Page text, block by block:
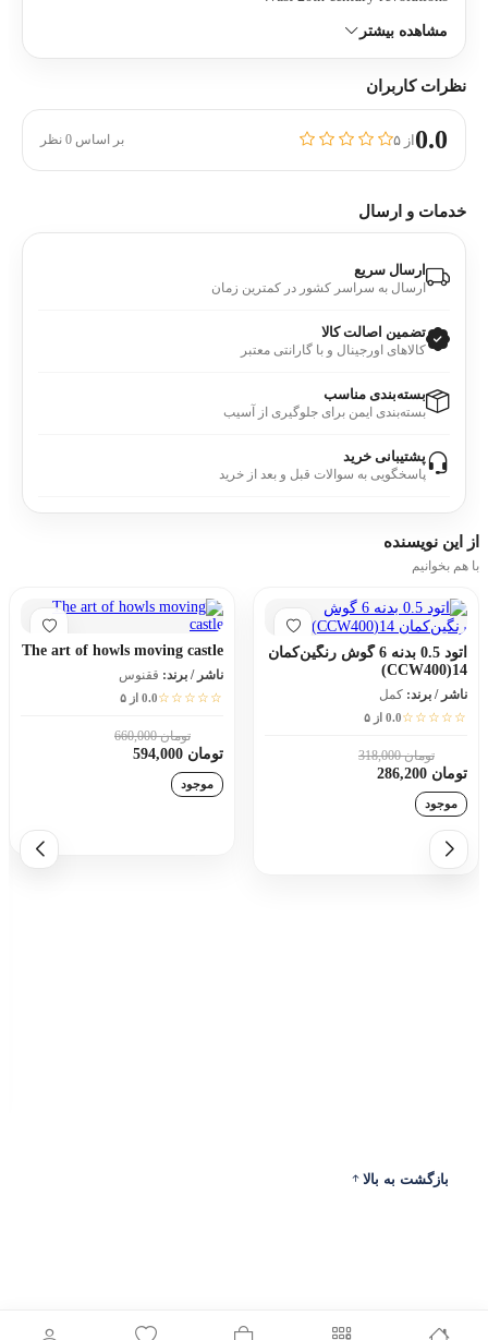
مشاهده بیشتر
نظرات کاربران
0.0از ۵ بر اساس 0 نظر
خدمات و ارسال
ارسال سریع
ارسال به سراسر کشور در کمترین زمان
تضمین اصالت کالا
کالاهای اورجینال و با گارانتی معتبر
بسته‌بندی مناسب
بسته‌بندی ایمن برای جلوگیری از آسیب
پشتیبانی خرید
پاسخگویی به سوالات قبل و بعد از خرید
از این نویسنده
با هم بخوانیم
اتود 0.5 بدنه 6 گوش رنگین‌کمان
14(CCW400)
ناشر / برند: کمل
☆☆☆☆☆0.0 از ۵
تومان 318,000
تومان 286,200
موجود
The art of howls moving castle
ناشر / برند: ققنوس
☆☆☆☆☆0.0 از ۵
تومان 660,000
تومان 594,000
موجود
بازگشت به بالا